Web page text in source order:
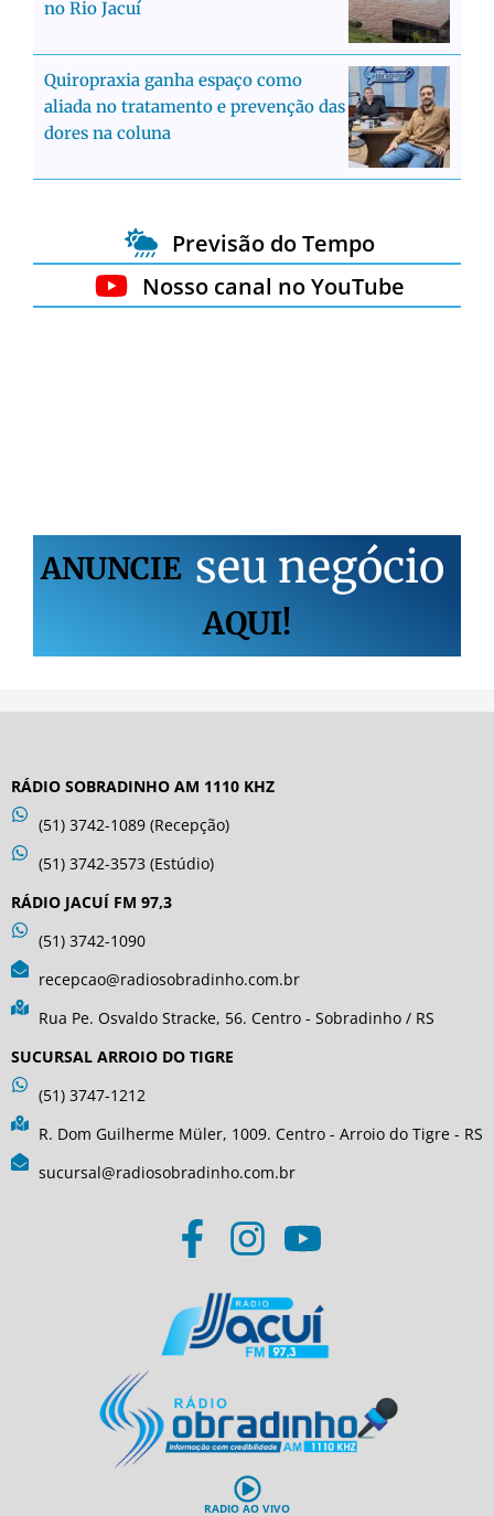
no Rio Jacuí
Quiropraxia ganha espaço como
aliada no tratamento e prevenção das
dores na coluna
Previsão do Tempo
Nosso canal no YouTube
ANUNCIE seu negócio
AQUI!
RÁDIO SOBRADINHO AM 1110 KHZ
(51) 3742-1089 (Recepção)
(51) 3742-3573 (Estúdio)
RÁDIO JACUÍ FM 97,3
(51) 3742-1090
recepcao@radiosobradinho.com.br
Rua Pe. Osvaldo Stracke, 56. Centro - Sobradinho / RS
SUCURSAL ARROIO DO TIGRE
(51) 3747-1212
R. Dom Guilherme Müler, 1009. Centro - Arroio do Tigre - RS
sucursal@radiosobradinho.com.br
RADIO AO VIVO